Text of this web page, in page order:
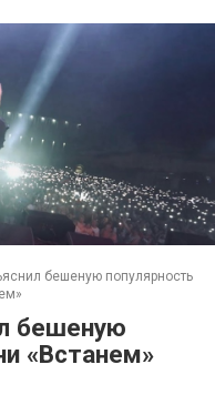
бешеную популярность
бешеную
«Встанем»